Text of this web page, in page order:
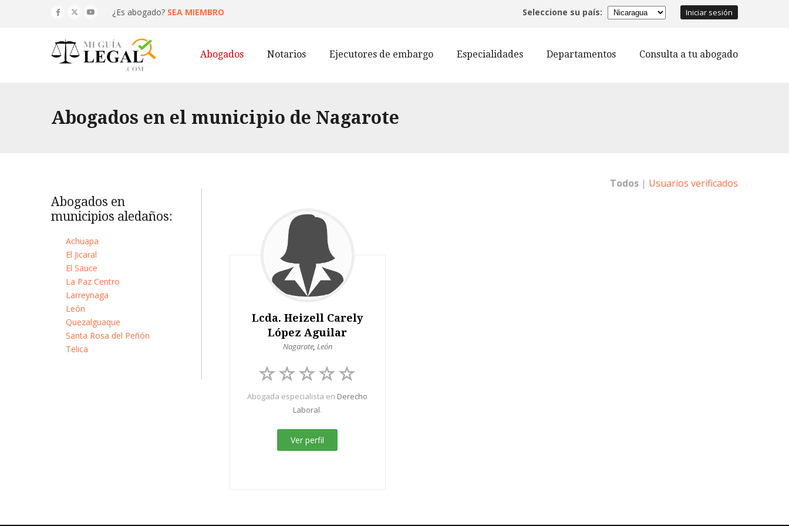
¿Es abogado? SEA MIEMBRO Iniciar sesión
Seleccione su país:
Abogados Notarios Ejecutores de embargo Especialidades Departamentos Consulta a tu abogado
Abogados en el municipio de Nagarote
Abogados en
municipios aledaños:
Achuapa
El Jicaral
El Sauce
La Paz Centro
Larreynaga
León
Quezalguaque
Santa Rosa del Peñón
Telica
Todos| Usuarios verificados
Lcda. Heizell Carely
López Aguilar
Nagarote, León
Abogada especialista en Derecho
Laboral.
Ver perfil